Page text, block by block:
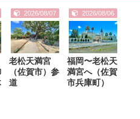
2026/08/07
老松天満宮
（佐賀市）参
道
2026/08/06
福岡〜老松天
満宮へ（佐賀
市兵庫町）